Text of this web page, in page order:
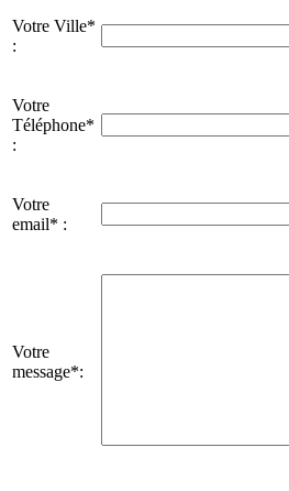
Votre Ville*
:
Votre
Téléphone*
:
Votre
email* :
Votre
message*: